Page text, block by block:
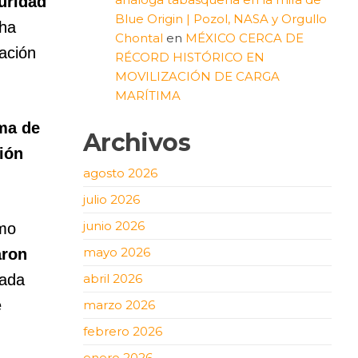
de
Blue Origin | Pozol, NASA y Orgullo
Chontal en MÉXICO CERCA DE
RÉCORD HISTÓRICO EN
MOVILIZACIÓN DE CARGA
MARÍTIMA
Archivos
agosto 2026
julio 2026
junio 2026
mayo 2026
abril 2026
marzo 2026
febrero 2026